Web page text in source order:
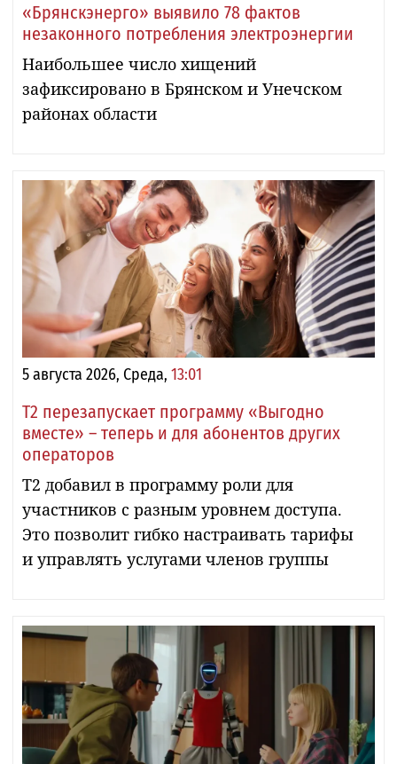
«Брянскэнерго» выявило 78 фактов
незаконного потребления электроэнергии
Наибольшее число хищений
зафиксировано в Брянском и Унечском
районах области
5 августа 2026, Среда, 13:01
Т2 перезапускает программу «Выгодно
вместе» – теперь и для абонентов других
операторов
Т2 добавил в программу роли для
участников с разным уровнем доступа.
Это позволит гибко настраивать тарифы
и управлять услугами членов группы